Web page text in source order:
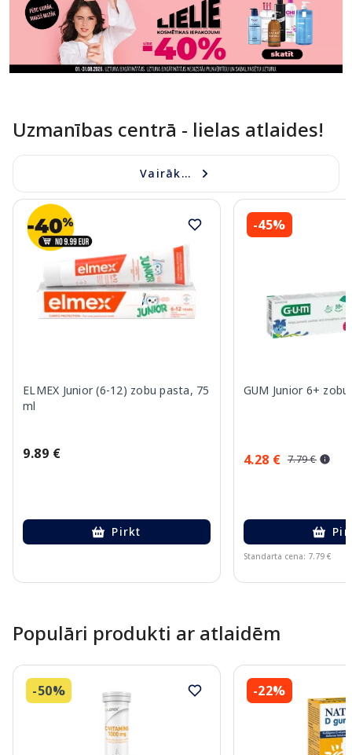
Uzmanības centrā - lielas atlaides!
Vairāk...
ELMEX Junior (6-12) zobu pasta, 75
ml
9.89 €
Pirkt
-45%
GUM Junior 6+
4.28 € 7.79 €
Standarta cena: 7.79 €
Populāri produkti ar atlaidēm
-50% -22%